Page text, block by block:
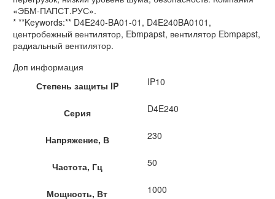
«ЭБМ-ПАПСТ.РУС».
* **Keywords:** D4E240-BA01-01, D4E240BA0101,
центробежный вентилятор, Ebmpapst, вентилятор Ebmpapst,
радиальный вентилятор.
Доп информация
Степень защиты IP
IP10
Серия D4E240
Напряжение, В 230
Частота, Гц 50
Мощность, Вт 1000